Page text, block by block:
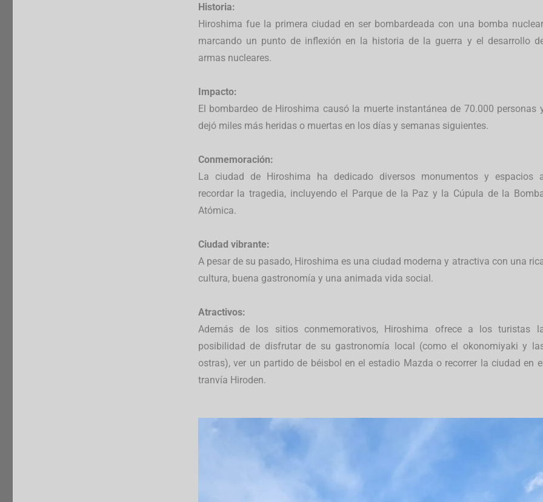
Historia:
Hiroshima fue la primera ciudad en ser bombardeada con una bomba
marcando un punto de inflexión en la historia de la guerra y el desarrollo
armas nucleares.
Impacto:
El bombardeo de Hiroshima causó la muerte instantánea de 70.000 personas
dejó miles más heridas o muertas en los días y semanas siguientes.
Conmemoración:
La ciudad de Hiroshima ha dedicado diversos monumentos y espacios
recordar la tragedia, incluyendo el Parque de la Paz y la Cúpula de la
Atómica.
Ciudad vibrante:
A pesar de su pasado, Hiroshima es una ciudad moderna y atractiva con una
cultura, buena gastronomía y una animada vida social.
Atractivos:
Además de los sitios conmemorativos, Hiroshima ofrece a los turistas
posibilidad de disfrutar de su gastronomía local (como el okonomiyaki y
ostras), ver un partido de béisbol en el estadio Mazda o recorrer la ciudad en
tranvía Hiroden.